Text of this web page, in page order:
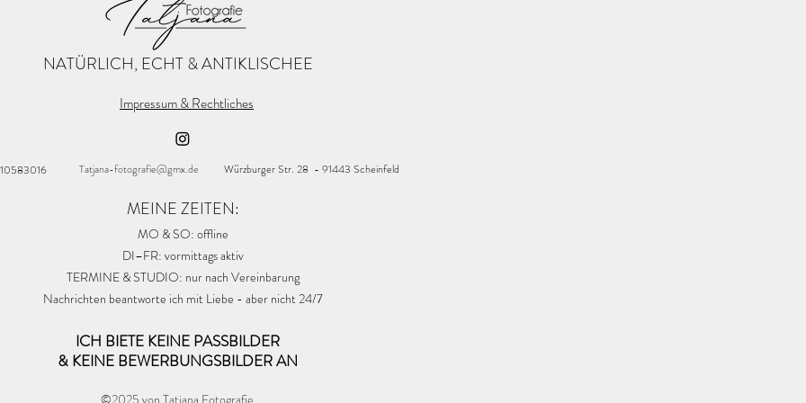
NATÜRLICH, ECHT & ANTIKLISCHEE
Impressum & Rechtliches
Tatjana-fotografie@gmx.de Würzburger Str. 28 - 91443 Scheinfeld
MEINE ZEITEN:
MO & SO: offline
DI–FR: vormittags aktiv
TERMINE & STUDIO: nur nach Vereinbarung
Nachrichten beantworte ich mit Liebe - aber nicht 24/7
ICH BIETE KEINE PASSBILDER
& KEINE BEWERBUNGSBILDER AN
©2025 von Tatjana Fotografie